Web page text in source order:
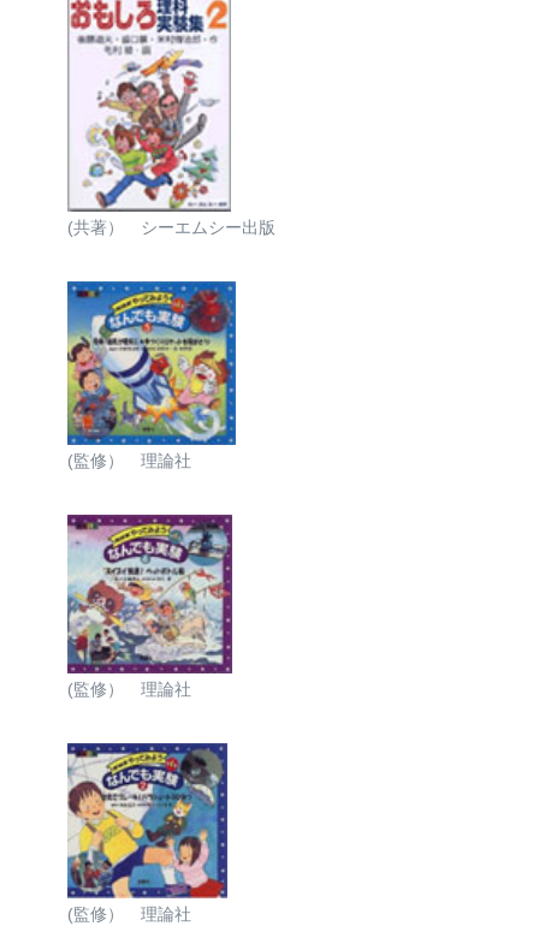
(共著） シーエムシー出版
(監修） 理論社
(監修） 理論社
(監修） 理論社